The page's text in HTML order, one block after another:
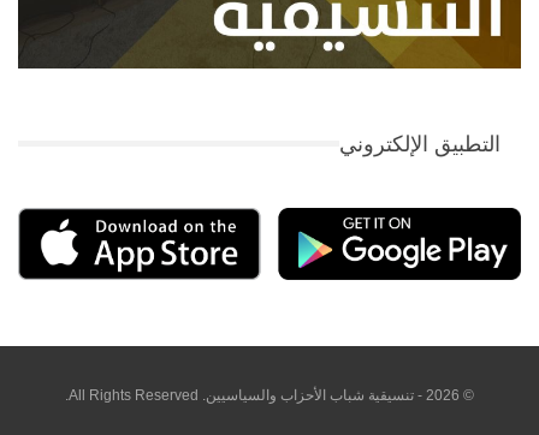
التطبيق الإلكتروني
© 2026 - تنسيقية شباب الأحزاب والسياسيين. All Rights Reserved.